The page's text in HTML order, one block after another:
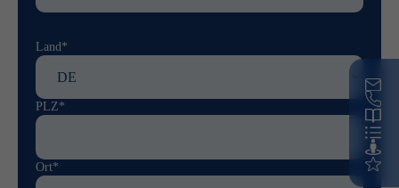
Land*
PLZ*
Ort*